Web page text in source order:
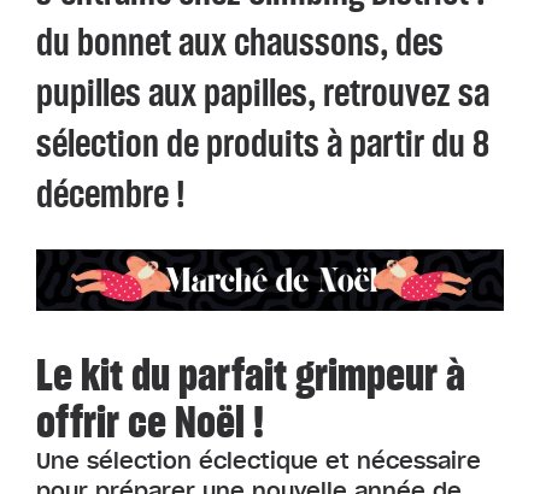
du bonnet aux chaussons, des
pupilles aux papilles, retrouvez sa
sélection de produits à partir du 8
décembre !
Le kit du parfait grimpeur à
offrir ce Noël !
Une sélection éclectique et nécessaire